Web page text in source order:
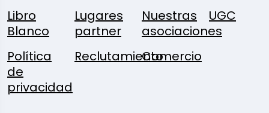
Libro
Blanco
Lugares
partner
Nuestras
asociaciones
UGC
Política
de
privacidad
ReclutamientoComercio